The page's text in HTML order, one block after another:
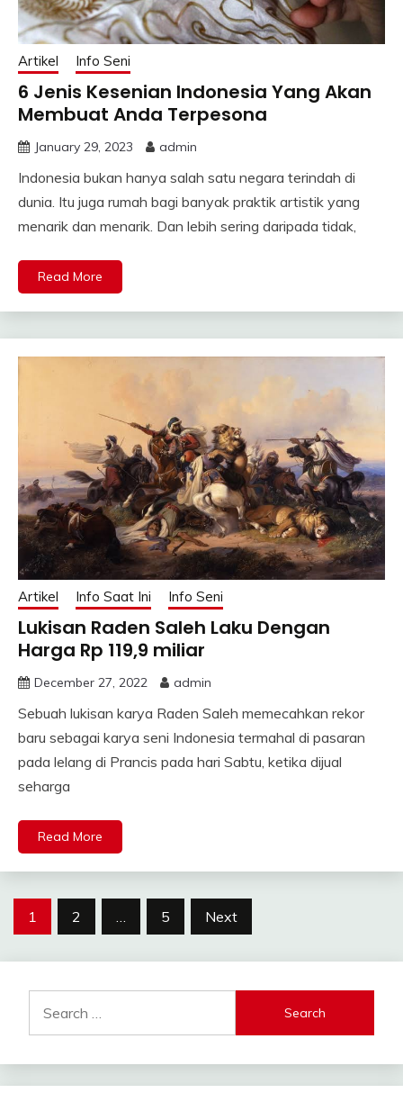
Artikel Info Seni
6 Jenis Kesenian Indonesia Yang Akan
Membuat Anda Terpesona
January 29, 2023 admin
Indonesia bukan hanya salah satu negara terindah di
dunia. Itu juga rumah bagi banyak praktik artistik yang
menarik dan menarik. Dan lebih sering daripada tidak,
Read More
Artikel Info Saat Ini Info Seni
Lukisan Raden Saleh Laku Dengan
Harga Rp 119,9 miliar
December 27, 2022 admin
Sebuah lukisan karya Raden Saleh memecahkan rekor
baru sebagai karya seni Indonesia termahal di pasaran
pada lelang di Prancis pada hari Sabtu, ketika dijual
seharga
Read More
Posts
1 2 … 5 Next
for: